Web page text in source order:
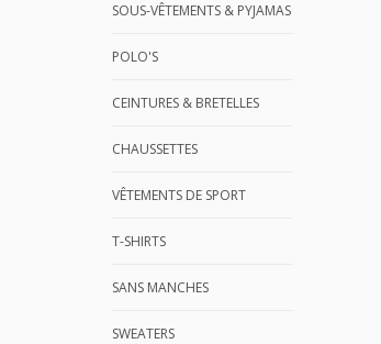
SOUS-VÊTEMENTS & PYJAMAS
POLO'S
CEINTURES & BRETELLES
CHAUSSETTES
VÊTEMENTS DE SPORT
T-SHIRTS
SANS MANCHES
SWEATERS